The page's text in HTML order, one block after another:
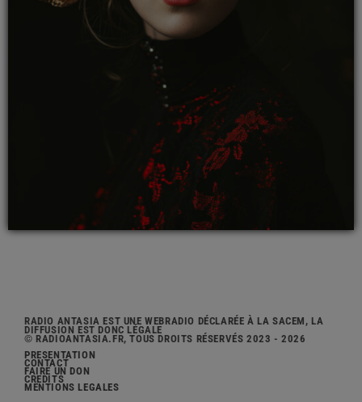
RADIO ANTASIA EST UNE WEBRADIO DÉCLARÉE À LA SACEM, LA
DIFFUSION EST DONC LÉGALE
© RADIOANTASIA.FR, TOUS DROITS RÉSERVÉS 2023 - 2026
PRÉSENTATION
CONTACT
FAIRE UN DON
CRÉDITS
MENTIONS LÉGALES